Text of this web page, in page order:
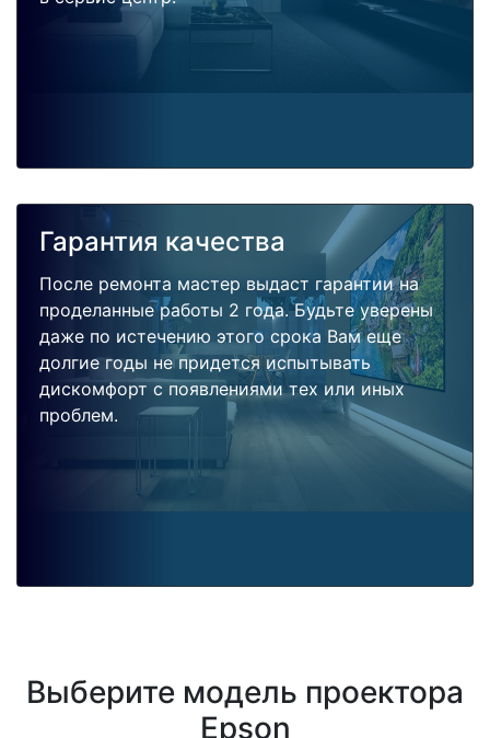
Гарантия качества
После ремонта мастер выдаст гарантии на
проделанные работы 2 года. Будьте уверены
даже по истечению этого срока Вам еще
долгие годы не придется испытывать
дискомфорт с появлениями тех или иных
проблем.
Выберите модель проектора
Epson